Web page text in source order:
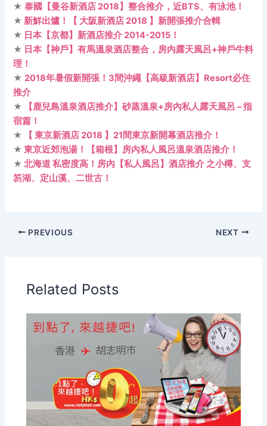
★泰國【曼谷新酒店 2018】整合推介，近BTS、有泳池！
★新鮮出爐！【 大阪新酒店 2018 】新開張推介合輯
★ 日本【京都】新酒店推介 2014-2015！
★ 日本【神戶】有馬溫泉酒店整合，房內露天風呂+神戶牛料
理！
★2018年暑假新開張！3間沖繩【高級新酒店】Resort必住
推介
★
【鹿兒島溫泉酒店推介】砂蒸溫泉+房內私人露天風呂 – 指
宿篇！
★
【 東京新酒店 2018 】21間東京新開幕酒店推介！
★東京近郊泡湯！【箱根】房內私人風呂溫泉酒店推介！
★北海道 私密度高！房內【私人風呂】酒店推介 之小樽、支
笏湖、定山溪、二世古！
PREVIOUS NEXT
Related Posts